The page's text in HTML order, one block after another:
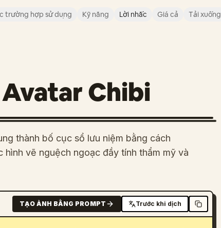
trường hợp sử dụng Kỹ năng Lời nhắc Giá cả Tải xuống
Chibi
thành bố cục sổ lưu niệm bằng cách
vẽ nguệch ngoạc đầy tính thẩm mỹ và
TẠO ẢNH BẰNG PROMPT Trước khi dịch